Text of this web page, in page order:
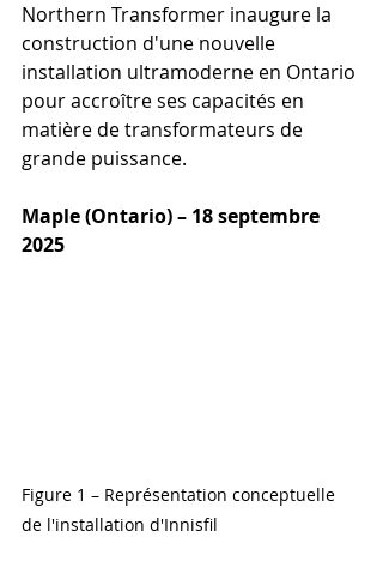
Northern Transformer inaugure la
construction d'une nouvelle
installation ultramoderne en Ontario
pour accroître ses capacités en
matière de transformateurs de
grande puissance.
Maple (Ontario) – 18 septembre
2025
Figure 1 – Représentation conceptuelle
de l'installation d'Innisfil